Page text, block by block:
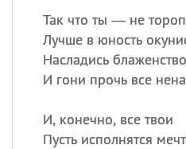
Так что ты — не
Лучше в юность
Насладись
И гони прочь все
И, конечно, все твои
Пусть исполнятся